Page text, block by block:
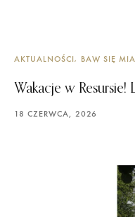
AKTUALNOŚCI BAW SIĘ
Wakacje w
18 CZERWCA, 2026